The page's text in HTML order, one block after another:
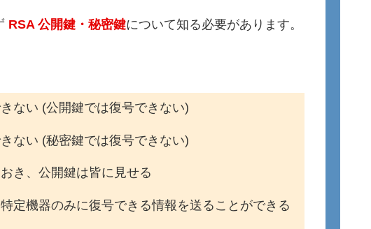
RSA 公開鍵・秘密鍵について知る必要があります。
ない (公開鍵では復号できない)
ない (秘密鍵では復号できない)
き、公開鍵は皆に見せる
定機器のみに復号できる情報を送ることができる